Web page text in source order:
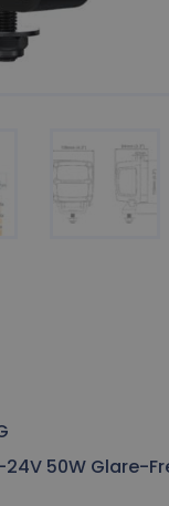
24V 50W Glare-